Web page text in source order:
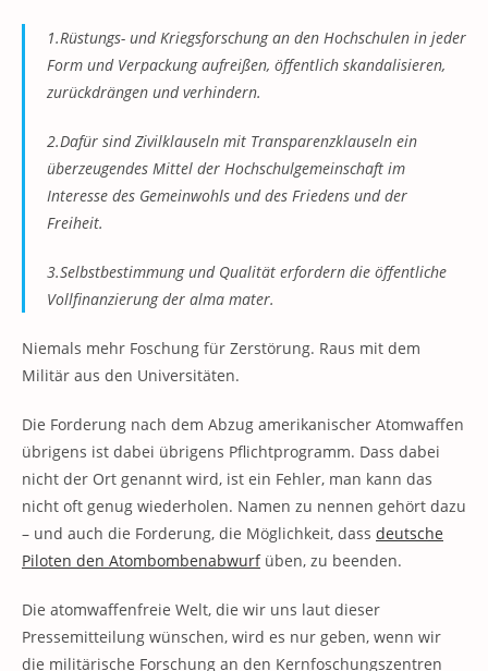
1.Rüstungs- und Kriegsforschung an den Hochschulen in jeder
Form und Verpackung aufreißen, öffentlich skandalisieren,
zurückdrängen und verhindern.
2.Dafür sind Zivilklauseln mit Transparenzklauseln ein
überzeugendes Mittel der Hochschulgemeinschaft im
Interesse des Gemeinwohls und des Friedens und der
Freiheit.
3.Selbstbestimmung und Qualität erfordern die öffentliche
Vollfinanzierung der alma mater.
Niemals mehr Foschung für Zerstörung. Raus mit dem
Militär aus den Universitäten.
Die Forderung nach dem Abzug amerikanischer Atomwaffen
übrigens ist dabei übrigens Pflichtprogramm. Dass dabei
nicht der Ort genannt wird, ist ein Fehler, man kann das
nicht oft genug wiederholen. Namen zu nennen gehört dazu
– und auch die Forderung, die Möglichkeit, dass deutsche
Piloten den Atombombenabwurfüben, zu beenden.
Die atomwaffenfreie Welt, die wir uns laut dieser
Pressemitteilung wünschen, wird es nur geben, wenn wir
die militärische Forschung an den Kernfoschungszentren